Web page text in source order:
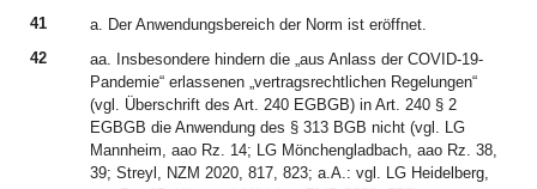
41
a. Der Anwendungsbereich der Norm ist eröffnet.
42
aa. Insbesondere hindern die „aus Anlass der COVID-19-
Pandemie“ erlassenen „vertragsrechtlichen Regelungen“
(vgl. Überschrift des Art. 240 EGBGB) in Art. 240 § 2
EGBGB die Anwendung des § 313 BGB nicht (vgl. LG
Mannheim, aao Rz. 14; LG Mönchengladbach, aao Rz. 38,
39; Streyl, NZM 2020, 817, 823; a.A.: vgl. LG Heidelberg,